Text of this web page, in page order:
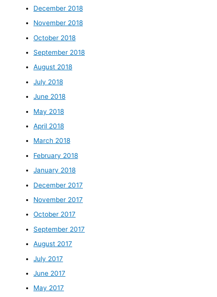
December 2018
November 2018
October 2018
September 2018
August 2018
July 2018
June 2018
May 2018
April 2018
March 2018
February 2018
January 2018
December 2017
November 2017
October 2017
September 2017
August 2017
July 2017
June 2017
May 2017